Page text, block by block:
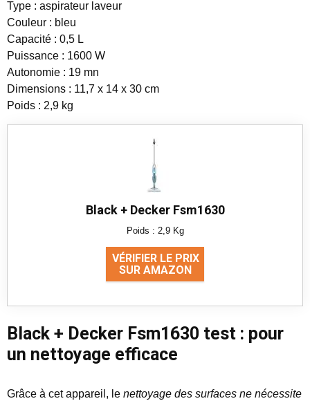
Type : aspirateur laveur
Couleur : bleu
Capacité : 0,5 L
Puissance : 1600 W
Autonomie : 19 mn
Dimensions : 11,7 x 14 x 30 cm
Poids : 2,9 kg
Black + Decker Fsm1630
Poids : 2,9 Kg
VÉRIFIER LE PRIX
SUR AMAZON
Black + Decker Fsm1630 test : pour
un nettoyage efficace
Grâce à cet appareil, le nettoyage des surfaces ne nécessite